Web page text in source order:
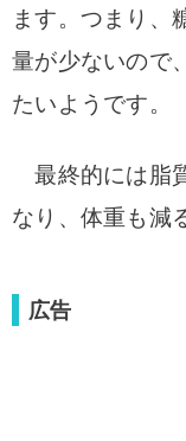
ます。 つまり、
量が少ないので
たいようです。
最終的には脂
なり、体重も減
広告